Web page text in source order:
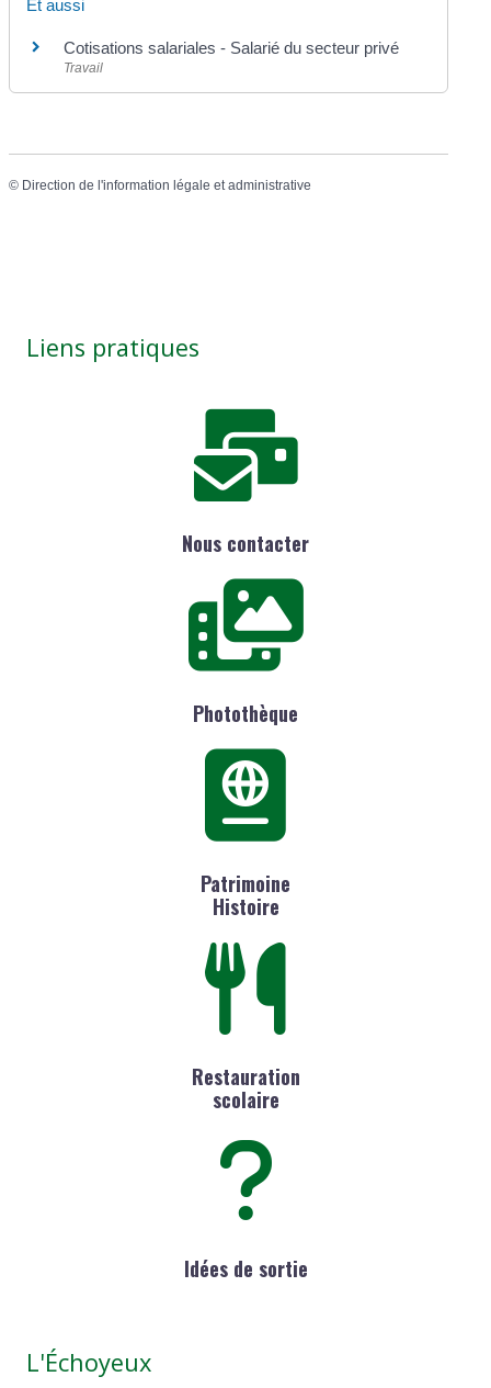
Et aussi
Cotisations salariales - Salarié du secteur privé
Travail
© Direction de l'information légale et administrative
Liens pratiques
Nous contacter
Photothèque
Patrimoine
Histoire
Restauration
scolaire
Idées de sortie
L'Échoyeux